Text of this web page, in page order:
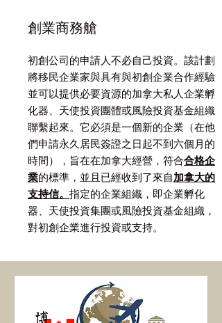
創業商務艙
初創公司的申請人不必自己投資。該計劃
將移民企業家與具有與初創企業合作經驗
並可以提供必要資源的加拿大私人企業孵
化器、天使投資團體或風險投資基金組織
聯繫起來。它必須是一個新的企業（在他
們申請永久居民簽證之日起不到六個月的
時間），旨在在加拿大經營，符合合格企
業的標準，並且已經收到了來自加拿大的
支持信。 指定的企業組織，即企業孵化
器、天使投資集團或風險投資基金組織，
對初創企業進行投資或支持。